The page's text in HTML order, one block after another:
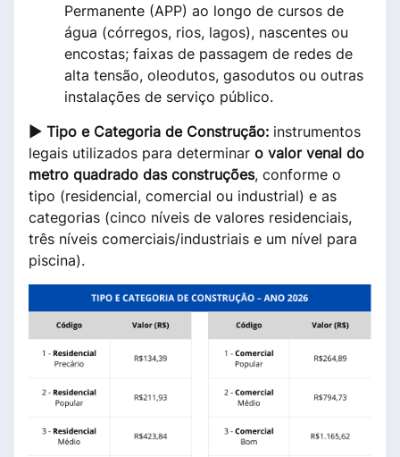
Permanente (APP) ao longo de cursos de
água (córregos, rios, lagos), nascentes ou
encostas; faixas de passagem de redes de
alta tensão, oleodutos, gasodutos ou outras
instalações de serviço público.
► Tipo e Categoria de Construção: instrumentos
legais utilizados para determinar o valor venal do
metro quadrado das construções, conforme o
tipo (residencial, comercial ou industrial) e as
categorias (cinco níveis de valores residenciais,
três níveis comerciais/industriais e um nível para
piscina).